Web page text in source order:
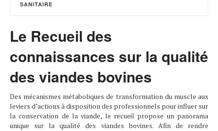
SANITAIRE
Le Recueil des
connaissances sur la qualité
des viandes bovines
Des mécanismes métaboliques de transformation du muscle aux
leviers d’actions à disposition des professionnels pour influer sur
la conservation de la viande, le recueil propose un panorama
unique sur la qualité des viandes bovines. Afin de rendre